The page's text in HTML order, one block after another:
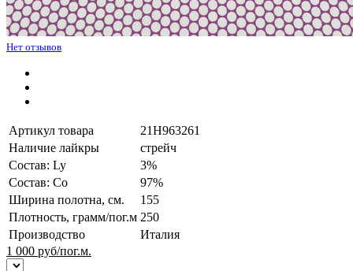
Нет отзывов
Артикул товара
21H963261
Наличие лайкры
стрейч
Состав: Ly
3%
Состав: Co
97%
Ширина полотна, см.
155
Плотность, грамм/пог.м 250
Производство
Италия
1 000 руб/пог.м.